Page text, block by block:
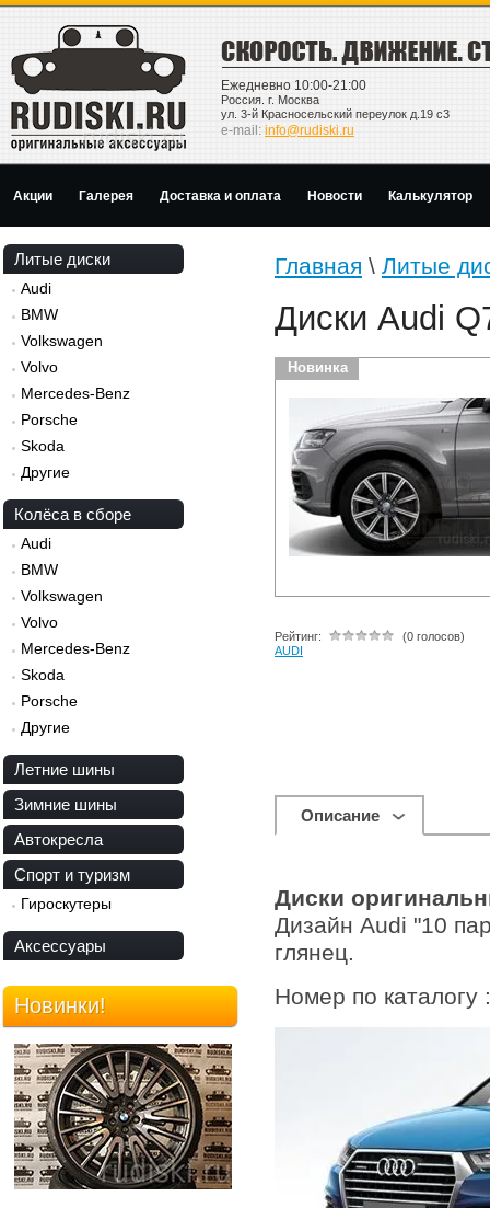
Ежедневно 10:00-21:00
Россия. г. Москва
ул. 3-й Красносельский переулок д.19 с3
e-mail: info@rudiski.ru
Акции Галерея Доставка и оплата Новости Калькулятор
Литые диски
Audi
BMW
Volkswagen
Volvo
Mercedes-Benz
Porsche
Skoda
Другие
Колёса в сборе
Audi
BMW
Volkswagen
Volvo
Mercedes-Benz
Skoda
Porsche
Другие
Летние шины
Зимние шины
Автокресла
Спорт и туризм
Гироскутеры
Аксессуары
Новинки!
Главная \ Литые
Диски Audi
Новинка
Рейтинг:
(0 голосов)
AUDI
Описание
Диски
Дизайн Audi "10
глянец.
Номер по каталогу